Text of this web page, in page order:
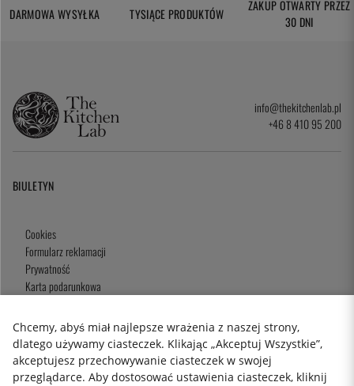
DARMOWA WYSYŁKA TYSIĄCE PRODUKTÓW
ZAKUP OTWARTY PRZEZ
30 DNI
info@thekitchenlab.pl
+46 8 410 95 200
BIULETYN
Cookies
Formularz reklamacji
Prywatność
Karta podarunkowa
2026 KitchenLab AB
Chcemy, abyś miał najlepsze wrażenia z naszej strony,
dlatego używamy ciasteczek. Klikając „Akceptuj Wszystkie”,
akceptujesz przechowywanie ciasteczek w swojej
przeglądarce. Aby dostosować ustawienia ciasteczek, kliknij